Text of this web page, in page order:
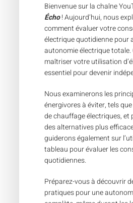
Bienvenue sur la chaîne
Écho! Aujourd’hui, nous
comment évaluer votre
électrique quotidienne pour
autonomie électrique totale.
maîtriser votre utilisation
essentiel pour devenir
Nous examinerons les
énergivores à éviter, tels
de chauffage électriques, et
des alternatives plus
guiderons également sur
tableau pour évaluer les
quotidiennes.
Préparez-vous à découvrir
pratiques pour une